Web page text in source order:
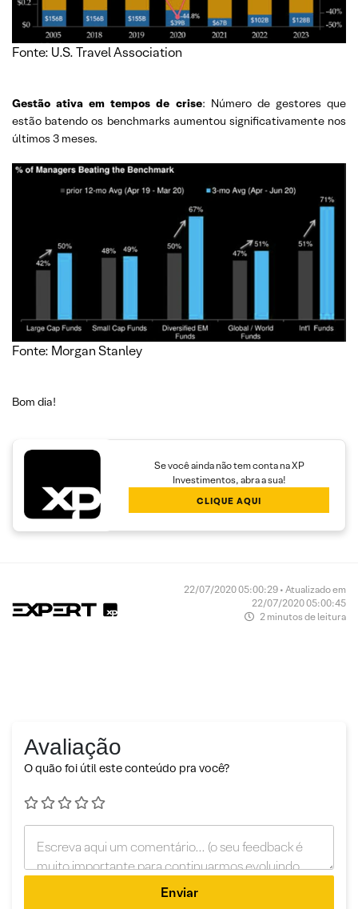
Fonte: U.S. Travel Association
Gestão ativa em tempos de crise: Número de gestores que
estão batendo os benchmarks aumentou significativamente nos
últimos 3 meses.
Fonte: Morgan Stanley
Bom dia!
Se você ainda não tem conta na XP
Investimentos, abra a sua!
CLIQUE AQUI
22/07/2020 05:00:29 • Atualizado em
22/07/2020 05:00:45
2 minutos de leitura
Avaliação
O quão foi útil este conteúdo pra você?
Enviar